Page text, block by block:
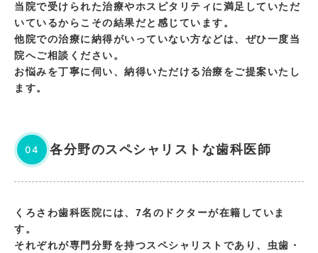
当院で受けられた治療やホスピタリティに満足していただ
いているからこその結果だと感じています。
他院での治療に納得がいっていない方などは、ぜひ一度当
院へご相談ください。
お悩みを丁寧に伺い、納得いただける治療をご提案いたし
ます。
04 各分野のスペシャリストな歯科医師
くろさわ歯科医院には、7名のドクターが在籍していま
す。
それぞれが専門分野を持つスペシャリストであり、虫歯・